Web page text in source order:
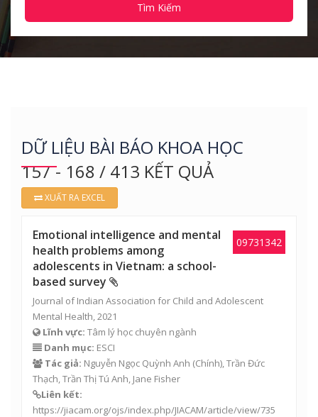
Tìm Kiếm
DỮ LIỆU BÀI BÁO KHOA HỌC
157 - 168 / 413 KẾT QUẢ
XUẤT RA EXCEL
09731342
Emotional intelligence and mental
health problems among
adolescents in Vietnam: a school-
based survey
Journal of Indian Association for Child and Adolescent
Mental Health, 2021
Lĩnh vực: Tâm lý học chuyên ngành
Danh mục: ESCI
Tác giả: Nguyễn Ngọc Quỳnh Anh (Chính), Trần Đức
Thạch, Trần Thị Tú Anh , Jane Fisher
Liên kết:
https://jiacam.org/ojs/index.php/JIACAM/article/view/735